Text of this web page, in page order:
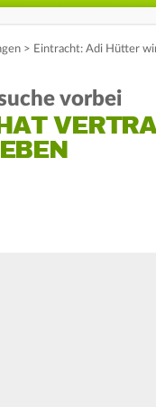
> Eintracht: Adi Hütter
vorbei